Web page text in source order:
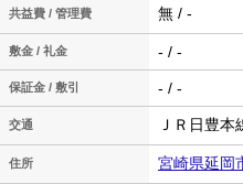
共益費 / 管理費 無 / -
敷金 / 礼金 - / -
保証金 / 敷引 - / -
交通 ＪＲ日豊
住所 宮崎県延岡